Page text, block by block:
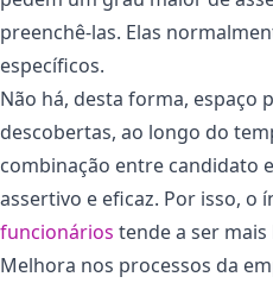
preenchê-las. Elas
específicos.
Não há, desta forma, espaço
descobertas, ao longo do
combinação entre candidato
assertivo e eficaz. Por isso, o
funcionários tende a ser mais
Melhora nos processos da